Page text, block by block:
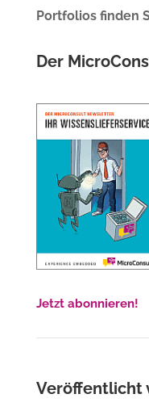
Portfolios finden
Der
Jetzt abonnieren!
Veröffentlicht